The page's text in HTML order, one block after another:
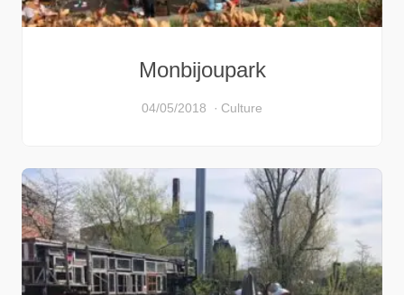
Monbijoupark
04/05/2018 Culture